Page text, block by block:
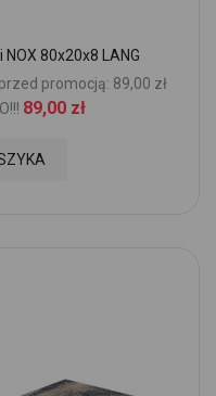
80x20x8 LANG
promocją: 89,00 zł
89,00 zł